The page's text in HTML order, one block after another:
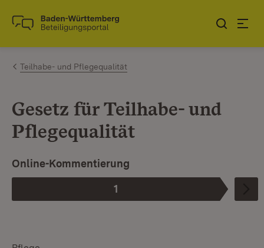
Zum Inhalt springen
Link zur Startseite
Teilhabe- und Pflegequalität
Gesetz für Teilhabe- und
Pflegequalität
Phase
1
:
Online-Kommentierung